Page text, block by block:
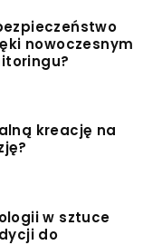
nowoczesnym
kreację na
w sztuce
do